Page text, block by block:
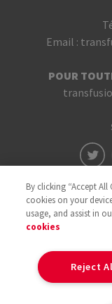
Email :
POUR
By clicking “Accept
cookies on your
usage, and assist in
cookies
Reject